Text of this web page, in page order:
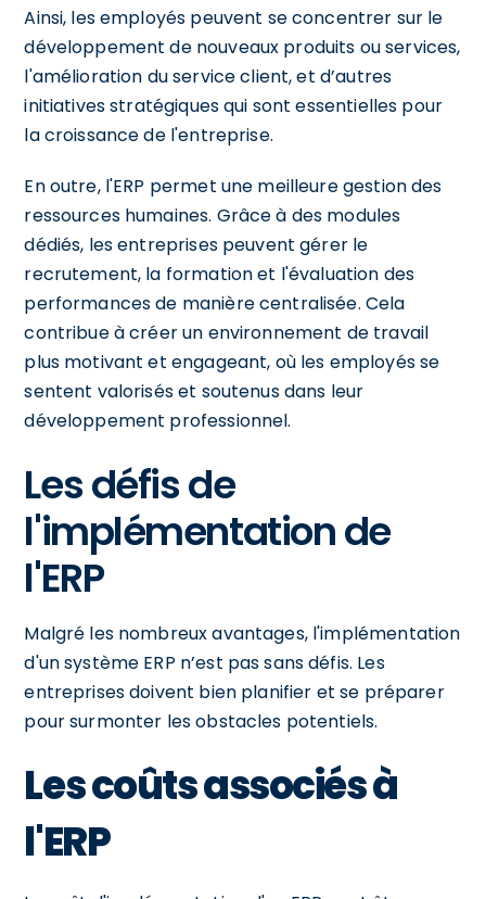
Ainsi, les employés peuvent se concentrer sur le
développement de nouveaux produits ou services,
l'amélioration du service client, et d’autres
initiatives stratégiques qui sont essentielles pour
la croissance de l'entreprise.
En outre, l'ERP permet une meilleure gestion des
ressources humaines. Grâce à des modules
dédiés, les entreprises peuvent gérer le
recrutement, la formation et l'évaluation des
performances de manière centralisée. Cela
contribue à créer un environnement de travail
plus motivant et engageant, où les employés se
sentent valorisés et soutenus dans leur
développement professionnel.
Les défis de
l'implémentation de
l'ERP
Malgré les nombreux avantages, l'implémentation
d'un système ERP n’est pas sans défis. Les
entreprises doivent bien planifier et se préparer
pour surmonter les obstacles potentiels.
Les coûts associés à
l'ERP